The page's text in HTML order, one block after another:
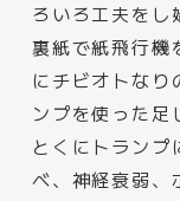
ろいろ工夫をし
裏紙で紙飛行機
にチビオトなり
ンプを使った足
とくにトランプ
べ、神経衰弱、